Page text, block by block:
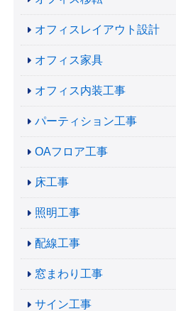
オフィスレイアウト設計
オフィス家具
オフィス内装工事
パーティション工事
OAフロア工事
床工事
照明工事
配線工事
窓まわり工事
サイン工事